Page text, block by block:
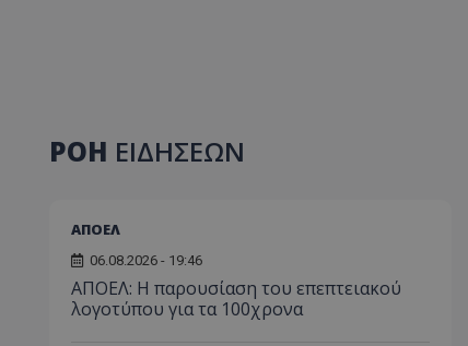
ΡΟΗ ΕΙΔΗΣΕΩΝ
ΑΠΟΕΛ
06.08.2026 - 19:46
ΑΠΟΕΛ: Η παρουσίαση του επεπτειακού
λογοτύπου για τα 100χρονα